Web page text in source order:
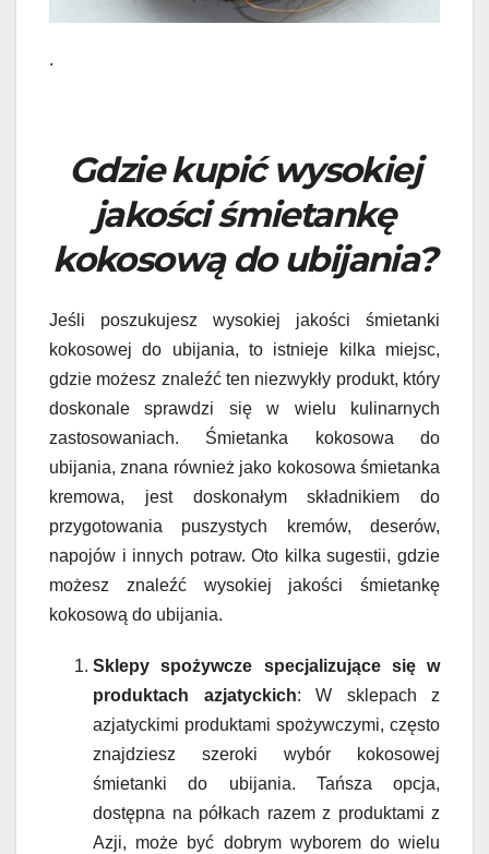
.
Gdzie kupić wysokiej
jakości śmietankę
kokosową do ubijania?
Jeśli poszukujesz wysokiej jakości śmietanki
kokosowej do ubijania, to istnieje kilka miejsc,
gdzie możesz znaleźć ten niezwykły produkt, który
doskonale sprawdzi się w wielu kulinarnych
zastosowaniach. Śmietanka kokosowa do
ubijania, znana również jako kokosowa śmietanka
kremowa, jest doskonałym składnikiem do
przygotowania puszystych kremów, deserów,
napojów i innych potraw. Oto kilka sugestii, gdzie
możesz znaleźć wysokiej jakości śmietankę
kokosową do ubijania.
Sklepy spożywcze specjalizujące się w
produktach azjatyckich: W sklepach z
azjatyckimi produktami spożywczymi, często
znajdziesz szeroki wybór kokosowej
śmietanki do ubijania. Tańsza opcja,
dostępna na półkach razem z produktami z
Azji, może być dobrym wyborem do wielu